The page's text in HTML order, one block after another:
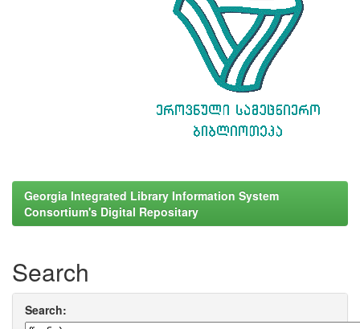
Georgia Integrated Library Information System
Consortium's Digital Repositary
Search
Search: